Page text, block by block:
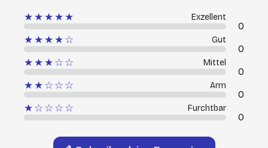
★★★★★ Exzellent
0
★★★★☆
Gut
0
★★★☆☆
Mittel
0
★★☆☆☆
Arm
0
★☆☆☆☆
Furchtbar
0